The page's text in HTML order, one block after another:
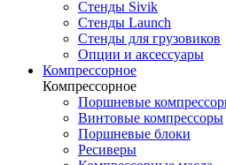
Стенды Sivik
Стенды Launch
Стенды для грузовиков
Опции и аксессуары
Компрессорное
Компрессорное
Поршневые
Винтовые компрессоры
Поршневые блоки
Ресиверы